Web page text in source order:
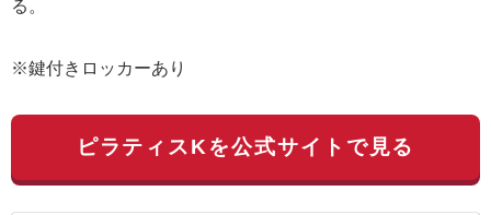
る。
※鍵付きロッカーあり
ピラティスKを公式サイトで見る